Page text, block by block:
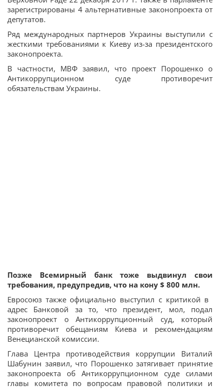
зарегистрированы 4 альтернативные законопроекта от
депутатов.
Ряд международных партнеров Украины выступили с
жесткими требованиями к Киеву из-за президентского
законопроекта.
В частности, МВФ заявил, что проект Порошенко о
Антикоррупционном суде противоречит
обязательствам Украины.
Позже Всемирный банк тоже выдвинул свои
требования, предупредив, что на кону $ 800 млн.
Евросоюз также официально выступил с критикой в ​​
адрес Банковой за то, что президент, мол, подал
законопроект о Антикоррупционный суд, который
противоречит обещаниям Киева и рекомендациям
Венецианской комиссии.
Глава Центра противодействия коррупции Виталий
Шабунин заявил, что Порошенко затягивает принятие
законопроекта об Антикоррупционном суде силами
главы комитета по вопросам правовой политики и